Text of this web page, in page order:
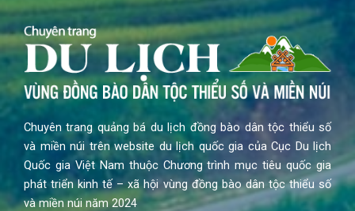
Chuyên trang quảng bá du lịch đồng bào dân tộc thiểu số
và miền núi trên website du lịch quốc gia của Cục Du lịch
Quốc gia Việt Nam thuộc Chương trình mục tiêu quốc gia
phát triển kinh tế – xã hội vùng đồng bào dân tộc thiểu số
và miền núi năm 2024